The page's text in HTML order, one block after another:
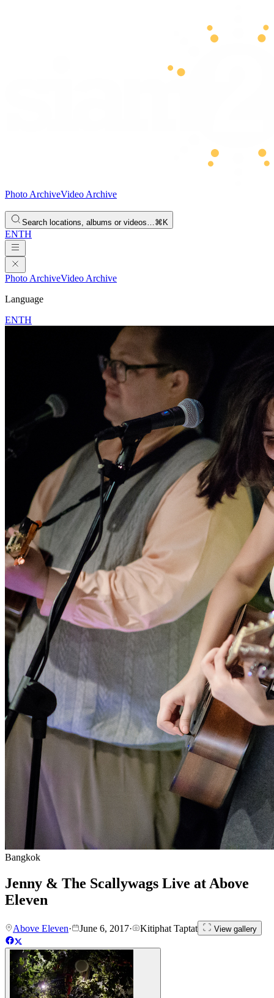
Photo ArchiveVideo Archive
Search locations, albums or videos…⌘K
ENTH
Photo ArchiveVideo Archive
Language
ENTH
Bangkok
Jenny & The Scallywags Live at Above
Eleven
Above Eleven· June 6, 2017· Kitiphat Taptat View gallery